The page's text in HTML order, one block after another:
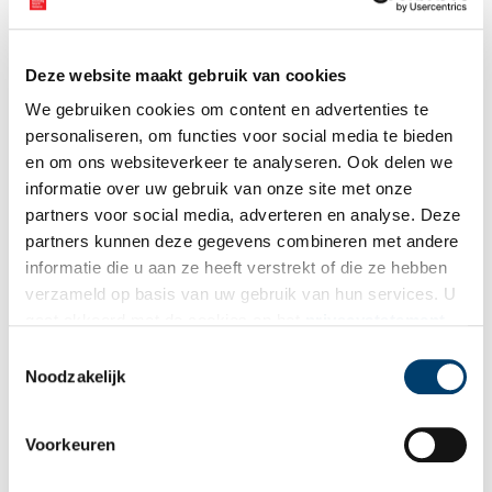
Deze website maakt gebruik van cookies
We gebruiken cookies om content en advertenties te
personaliseren, om functies voor social media te bieden
en om ons websiteverkeer te analyseren. Ook delen we
informatie over uw gebruik van onze site met onze
partners voor social media, adverteren en analyse. Deze
partners kunnen deze gegevens combineren met andere
informatie die u aan ze heeft verstrekt of die ze hebben
verzameld op basis van uw gebruik van hun services. U
Noodzakelijk
Voorkeuren
Floris van Egmond (1469-1539). Veldheer in dienst van hertog,
van Walburg Pers . Gebonden editie, 248 pagina’s met veel
Bron:Walburg Pers
Publicatiedatum: 11/02/2026
laatste erfgoednieuws? Schrijf u dan nu in voor onze